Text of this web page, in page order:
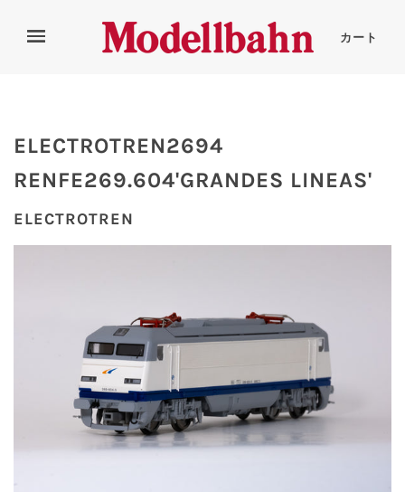
カート
ELECTROTREN2694
RENFE269.604'GRANDES LINEAS'
ELECTROTREN